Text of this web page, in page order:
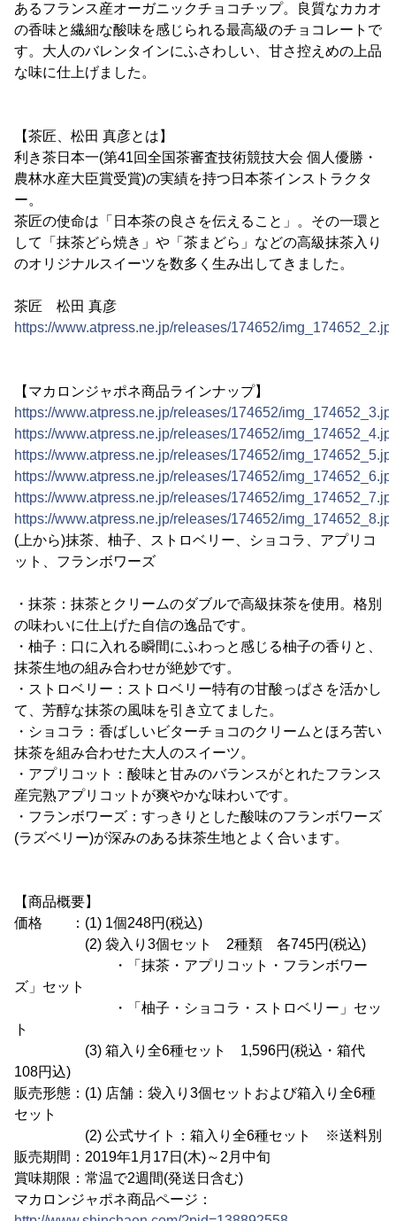
あるフランス産オーガニックチョコチップ。良質なカカオ
の香味と繊細な酸味を感じられる最高級のチョコレートで
す。大人のバレンタインにふさわしい、甘さ控えめの上品
な味に仕上げました。
【茶匠、松田 真彦とは】
利き茶日本一(第41回全国茶審査技術競技大会 個人優勝・
農林水産大臣賞受賞)の実績を持つ日本茶インストラクタ
ー。
茶匠の使命は「日本茶の良さを伝えること」。その一環と
して「抹茶どら焼き」や「茶まどら」などの高級抹茶入り
のオリジナルスイーツを数多く生み出してきました。
茶匠 松田 真彦
https://www.atpress.ne.jp/releases/174652/
【マカロンジャポネ商品ラインナップ】
https://www.atpress.ne.jp/releases/174652/
https://www.atpress.ne.jp/releases/174652/
https://www.atpress.ne.jp/releases/174652/
https://www.atpress.ne.jp/releases/174652/
https://www.atpress.ne.jp/releases/174652/
https://www.atpress.ne.jp/releases/174652/
(上から)抹茶、柚子、ストロベリー、ショコラ、アプリコ
ット、フランボワーズ
・抹茶：抹茶とクリームのダブルで高級抹茶を使用。格別
の味わいに仕上げた自信の逸品です。
・柚子：口に入れる瞬間にふわっと感じる柚子の香りと、
抹茶生地の組み合わせが絶妙です。
・ストロベリー：ストロベリー特有の甘酸っぱさを活かし
て、芳醇な抹茶の風味を引き立てました。
・ショコラ：香ばしいビターチョコのクリームとほろ苦い
抹茶を組み合わせた大人のスイーツ。
・アプリコット：酸味と甘みのバランスがとれたフランス
産完熟アプリコットが爽やかな味わいです。
・フランボワーズ：すっきりとした酸味のフランボワーズ
(ラズベリー)が深みのある抹茶生地とよく合います。
【商品概要】
価格 ：(1) 1個248円(税込)
(2) 袋入り3個セット 2種類 各745円(税込)
・「抹茶・アプリコット・フランボワー
ズ」セット
・「柚子・ショコラ・ストロベリー」セッ
ト
(3) 箱入り全6種セット 1,596円(税込・箱代
108円込)
販売形態：(1) 店舗：袋入り3個セットおよび箱入り全6種
セット
(2) 公式サイト：箱入り全6種セット ※送料別
販売期間：2019年1月17日(木)～2月中旬
賞味期限：常温で2週間(発送日含む)
マカロンジャポネ商品ページ：